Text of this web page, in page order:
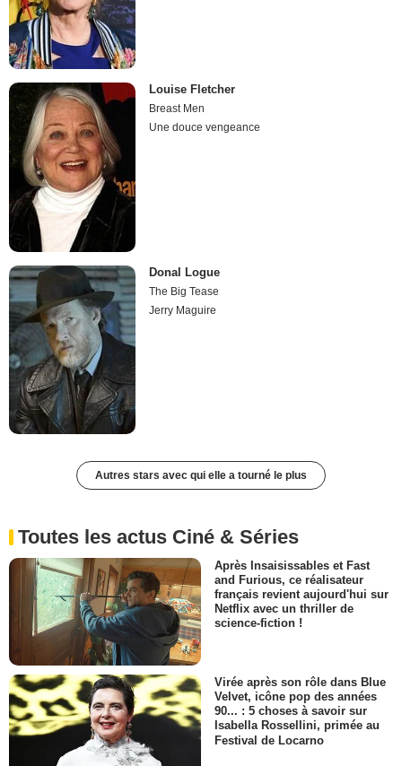
Louise Fletcher
Breast Men
Une douce vengeance
Donal Logue
The Big Tease
Jerry Maguire
Autres stars avec qui elle a tourné le plus
Toutes les actus Ciné & Séries
Après Insaisissables et Fast
and Furious, ce réalisateur
français revient aujourd'hui sur
Netflix avec un thriller de
science-fiction !
Virée après son rôle dans Blue
Velvet, icône pop des années
90... : 5 choses à savoir sur
Isabella Rossellini, primée au
Festival de Locarno